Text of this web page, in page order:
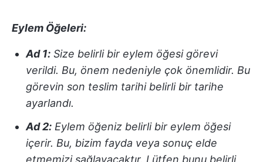
Eylem Öğeleri:
Ad 1: Size belirli bir eylem öğesi görevi
verildi. Bu, önem nedeniyle çok önemlidir. Bu
görevin son teslim tarihi belirli bir tarihe
ayarlandı.
Ad 2: Eylem öğeniz belirli bir eylem öğesi
içerir. Bu, bizim fayda veya sonuç elde